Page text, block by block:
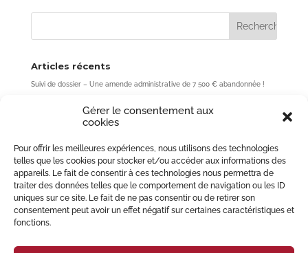
Gérer le consentement aux
cookies
Pour offrir les meilleures expériences, nous utilisons des technologies
telles que les cookies pour stocker et/ou accéder aux informations des
appareils. Le fait de consentir à ces technologies nous permettra de
traiter des données telles que le comportement de navigation ou les ID
uniques sur ce site. Le fait de ne pas consentir ou de retirer son
consentement peut avoir un effet négatif sur certaines caractéristiques et
fonctions.
Articles récents
Suivi de dossier – Une amende administrative de 7 500 € abandonnée !
de cassation, 3ème chambre civile, 7 mai 2026, n° 24-10.637)
Rupture de période d’essai : une erreur de quelques jours peut coûter
Forfait-jours et accord de performance collective : une limite essentielle
au pouvoir de l’employeur
Déclassement du domaine public et bail commercial : le Tribunal
administratif de Strasbourg rappelle l’obligation de désaffectation
préalable